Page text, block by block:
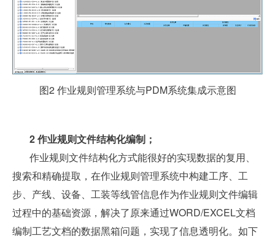
图2 作业规则管理系统与PDM系统集成示意图
2作业规则文件结构化编制；
作业规则文件结构化方式能很好的实现数据的复用、
搜索和精确提取，在作业规则管理系统中构建工序、工
步、产线、设备、工装等线管信息作为作业规则文件编辑
过程中的基础资源，解决了原来通过WORD/EXCEL文档
编制工艺文档的数据黑箱问题，实现了信息透明化。如下